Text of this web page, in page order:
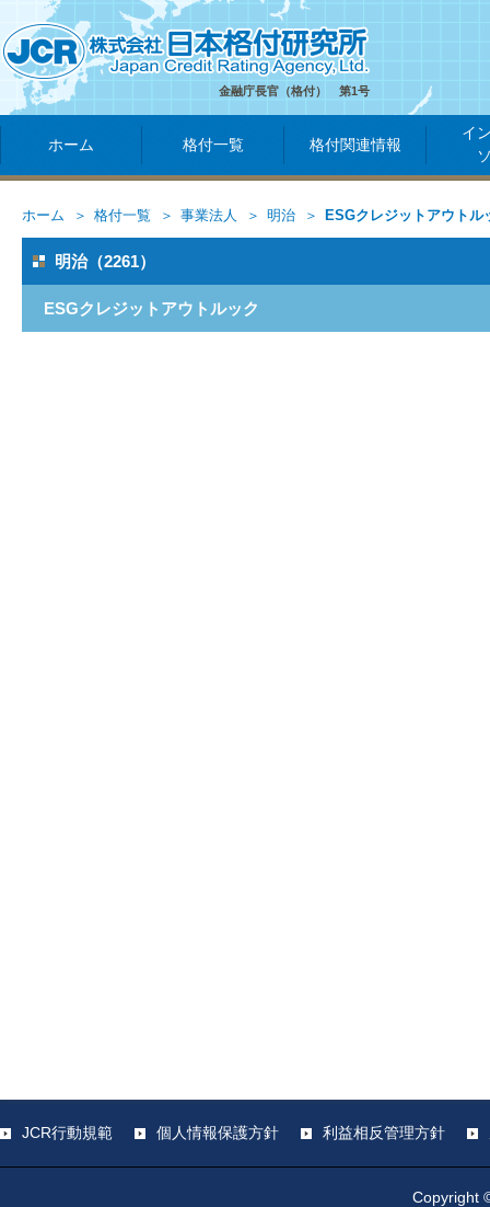
金融庁長官（格付） 第1号
ホーム 格付一覧 格付関連情報
イ
ホーム 格付一覧 事業法人 明治 ESGクレジットアウトル
明治（2261）
ESGクレジットアウトルック
JCR行動規範 個人情報保護方針 利益相反管理方針
Copyright